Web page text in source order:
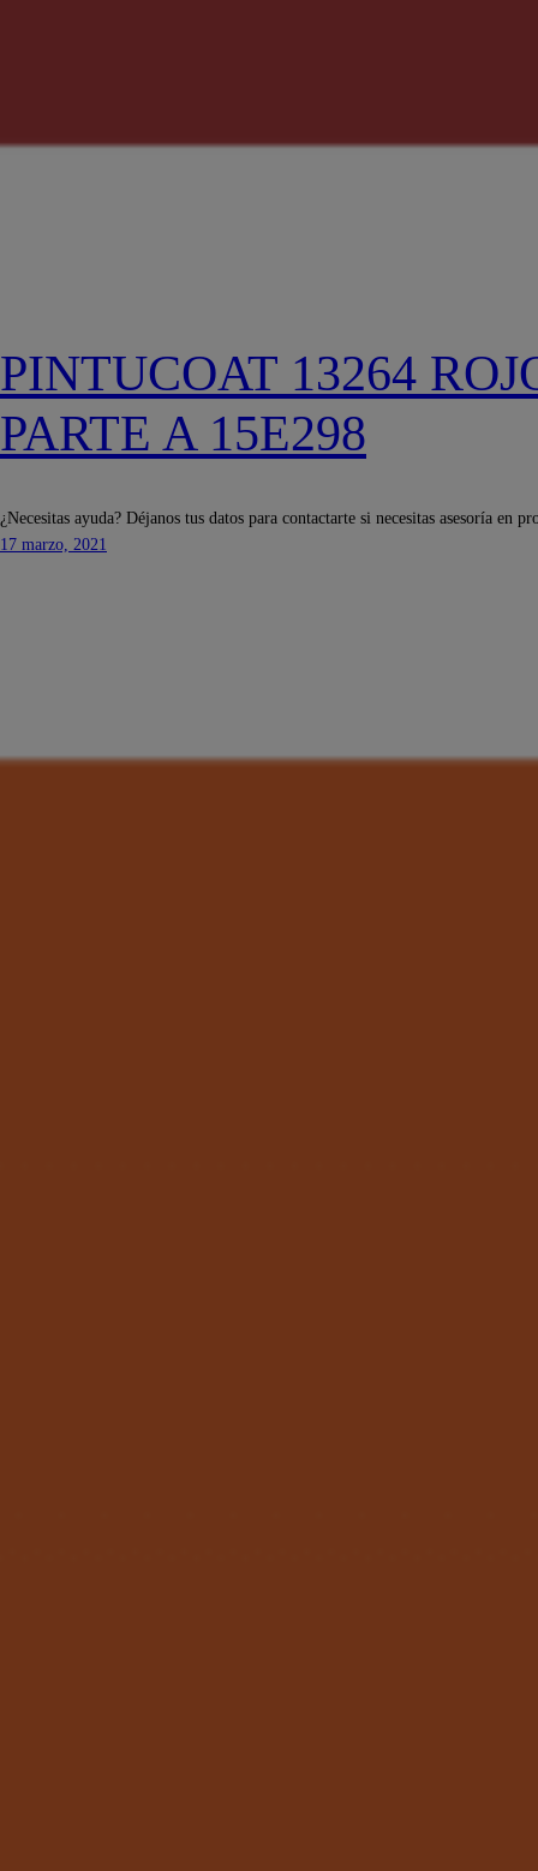
PINTUCOAT 13264
PARTE A 15E298
¿Necesitas ayuda? Déjanos tus datos para contactarte si necesitas asesoría en
17 marzo, 2021